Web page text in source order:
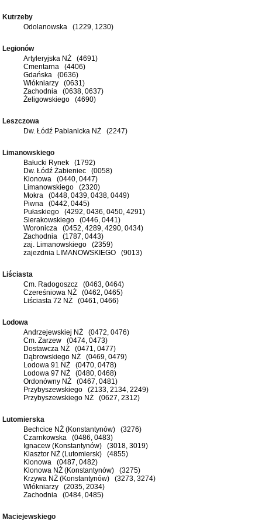
Kutrzeby
Odolanowska (1229, 1230)
Legionów
Artyleryjska NŻ (4691)
Cmentarna (4406)
Gdańska (0636)
Włókniarzy (0631)
Zachodnia (0638, 0637)
Żeligowskiego (4690)
Leszczowa
Dw. Łódź Pabianicka NŻ (2247)
Limanowskiego
Bałucki Rynek (1792)
Dw. Łódź Żabieniec (0058)
Klonowa (0440, 0447)
Limanowskiego (2320)
Mokra (0448, 0439, 0438, 0449)
Piwna (0442, 0445)
Pułaskiego (4292, 0436, 0450, 4291)
Sierakowskiego (0446, 0441)
Woronicza (0452, 4289, 4290, 0434)
Zachodnia (1787, 0443)
zaj. Limanowskiego (2359)
zajezdnia LIMANOWSKIEGO (9013)
Liściasta
Cm. Radogoszcz (0463, 0464)
Czereśniowa NŻ (0462, 0465)
Liściasta 72 NŻ (0461, 0466)
Lodowa
Andrzejewskiej NŻ (0472, 0476)
Cm. Zarzew (0474, 0473)
Dostawcza NŻ (0471, 0477)
Dąbrowskiego NŻ (0469, 0479)
Lodowa 91 NŻ (0470, 0478)
Lodowa 97 NŻ (0480, 0468)
Ordonówny NŻ (0467, 0481)
Przybyszewskiego (2133, 2134, 2249)
Przybyszewskiego NŻ (0627, 2312)
Lutomierska
Bechcice NŻ (Konstantynów) (3276)
Czarnkowska (0486, 0483)
Ignacew (Konstantynów) (3018, 3019)
Klasztor NŻ (Lutomiersk) (4855)
Klonowa (0487, 0482)
Klonowa NŻ (Konstantynów) (3275)
Krzywa NŻ (Konstantynów) (3273, 3274)
Włókniarzy (2035, 2034)
Zachodnia (0484, 0485)
Maciejewskiego